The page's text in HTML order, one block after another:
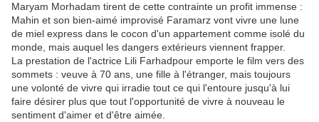
Maryam Morhadam tirent de cette contrainte un profit immense :
Mahin et son bien-aimé improvisé Faramarz vont vivre une lune
de miel express dans le cocon d'un appartement comme isolé du
monde, mais auquel les dangers extérieurs viennent frapper.
La prestation de l'actrice Lili Farhadpour emporte le film vers des
sommets : veuve à 70 ans, une fille à l'étranger, mais toujours
une volonté de vivre qui irradie tout ce qui l'entoure jusqu'à lui
faire désirer plus que tout l'opportunité de vivre à nouveau le
sentiment d'aimer et d'être aimée.